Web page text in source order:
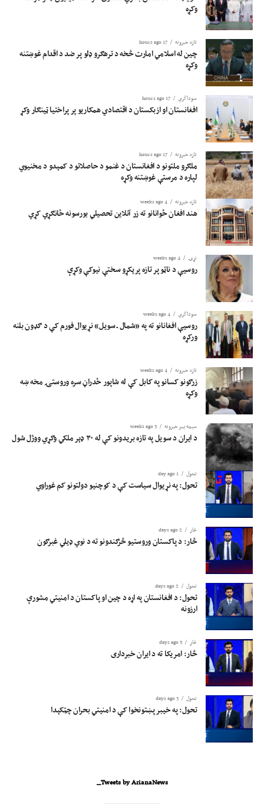
شتون رد کړی او ټینګار یې کړی، چې د افغانستان خاوره به د هیڅ هېواد د امنیت پر
ضد ونه‌کارول شي.
وکړه
تازه خبرونه 17 hours ago
چین له اسلامي امارت څخه د ترهګرو ډلو پر ضد د اقدام غوښتنه
وکړه
سوداگري 17 hours ago
افغانستان او ازبکستان د اقتصادي همکاریو پر پراختیا ټینګار وکړ
تازه خبرونه 17 hours ago
ملګرو ملتونو د افغانستان د غنمو د حاصلاتو د کمېدو د مخنیوي
لپاره د مرستې غوښتنه وکړه
تازه خبرونه 4 weeks ago
هند افغان ځوانانو ته زر آنلاین تحصیلي بورسونه ځانګړي کړي
نړۍ 4 weeks ago
روسیې د ناټو پر تازه پرېکړو سختې نیوکې وکړې
سوداگري 4 weeks ago
روسیې افغانانو ته په «شمال ـ سویل» نړیوال فورم کې د ګډون بلنه
ورکړه
تازه خبرونه 4 weeks ago
زرګونو کسانو په کابل کې له شاپور ځدراڼ سره وروستۍ مخه ښه
وکړه
سیمه ییز خبرونه 3 weeks ago
د ایران د سویل په تازه بریدونو کې له ۳۰ ډېر ملکي وګړي ووژل شول
تحول 1 day ago
تحول: په نړیوال سیاست کې د کوچنیو دولتونو کم غوراوي
څار 2 days ago
څار: د پاکستان وروستیو څرګندونو ته د نوي ډیلي غبرګون
تحول 2 days ago
تحول: د افغانستان په اړه د چین او پاکستان د امنیتي مشورې
ارزونه
څار 3 days ago
څار: امریکا ته د ایران خبرداری
تحول 3 days ago
تحول: په خیبر پښتونخوا کې د امنیتي بحران چټکېدا
Tweets by ArianaNews_